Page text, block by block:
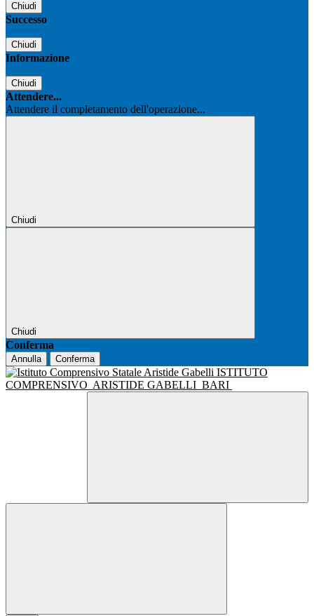
Chiudi
Successo
Chiudi
Informazione
Chiudi
Attendere...
Attendere il completamento dell'operazione...
Chiudi
Chiudi
Conferma
Annulla Conferma
ISTITUTO
COMPRENSIVO ARISTIDE GABELLI BARI